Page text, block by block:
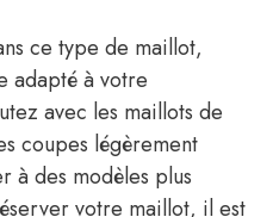
ce type de maillot,
adapté à votre
avec les maillots de
coupes légèrement
à des modèles plus
votre maillot, il est